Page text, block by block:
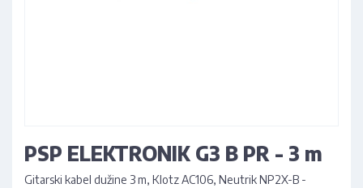
PSP ELEKTRONIK G3 B PR - 3 m
Gitarski kabel dužine 3 m, Klotz AC106, Neutrik NP2X-B -